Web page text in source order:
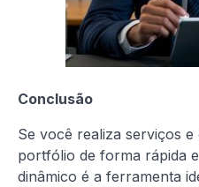
Conclusão
Se você realiza serviços e
portfólio de forma rápida
dinâmico é a ferramenta